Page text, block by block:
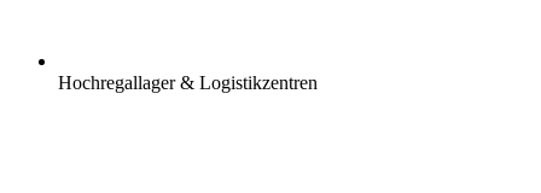
Hochregallager & Logistikzentren